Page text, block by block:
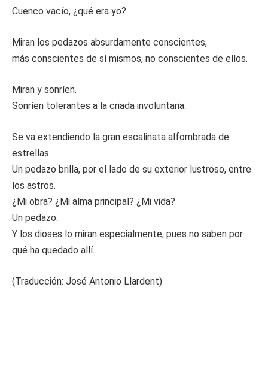
Cuenco vacío, ¿qué era yo?
Miran los pedazos absurdamente conscientes,
más conscientes de sí mismos, no conscientes de ellos.
Miran y sonríen.
Sonríen tolerantes a la criada involuntaria.
Se va extendiendo la gran escalinata alfombrada de
estrellas.
Un pedazo brilla, por el lado de su exterior lustroso, entre
los astros.
¿Mi obra? ¿Mi alma principal? ¿Mi vida?
Un pedazo.
Y los dioses lo miran especialmente, pues no saben por
qué ha quedado allí.
(Traducción: José Antonio Llardent)